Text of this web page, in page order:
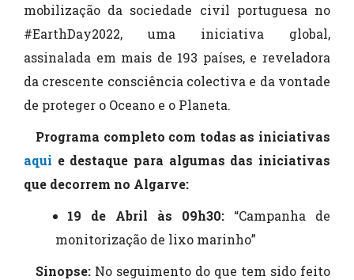
mobilização da sociedade civil portuguesa no
#EarthDay2022, uma iniciativa global,
assinalada em mais de 193 países, e reveladora
da crescente consciência colectiva e da vontade
de proteger o Oceano e o Planeta.
Programa completo com todas as iniciativas
aqui e destaque para algumas das iniciativas
que decorrem no Algarve:
19 de Abril às 09h30: “Campanha de
monitorização de lixo marinho”
Sinopse: No seguimento do que tem sido feito